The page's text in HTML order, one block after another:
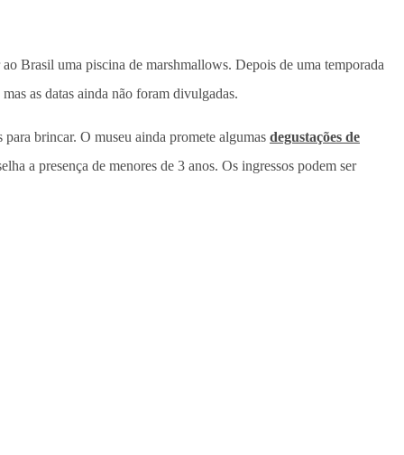
Brasil uma piscina de marshmallows. Depois de uma temporada
as datas ainda não foram divulgadas.
brincar. O museu ainda promete algumas degustações de
a presença de menores de 3 anos. Os ingressos podem ser